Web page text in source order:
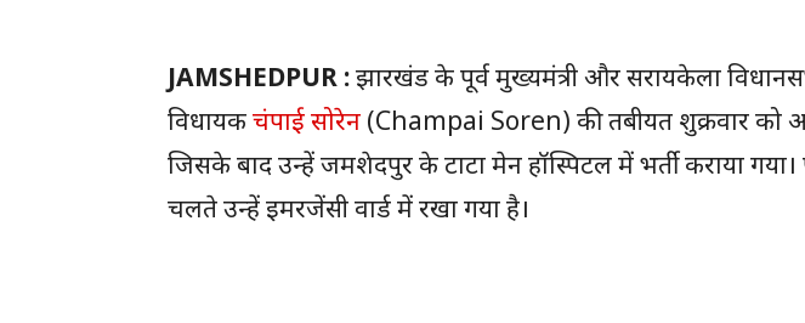
JAMSHEDPUR :झारखंड के पूर्व मुख्यमंत्री और सरायकेला
विधायकचंपाई सोरेन (Champai Soren) की तबीयत शुक्रवार को
जिसके बाद उन्हें जमशेदपुर के टाटा मेन हॉस्पिटल में भर्ती कराया
चलते उन्हें इमरजेंसी वार्ड में रखा गया है।